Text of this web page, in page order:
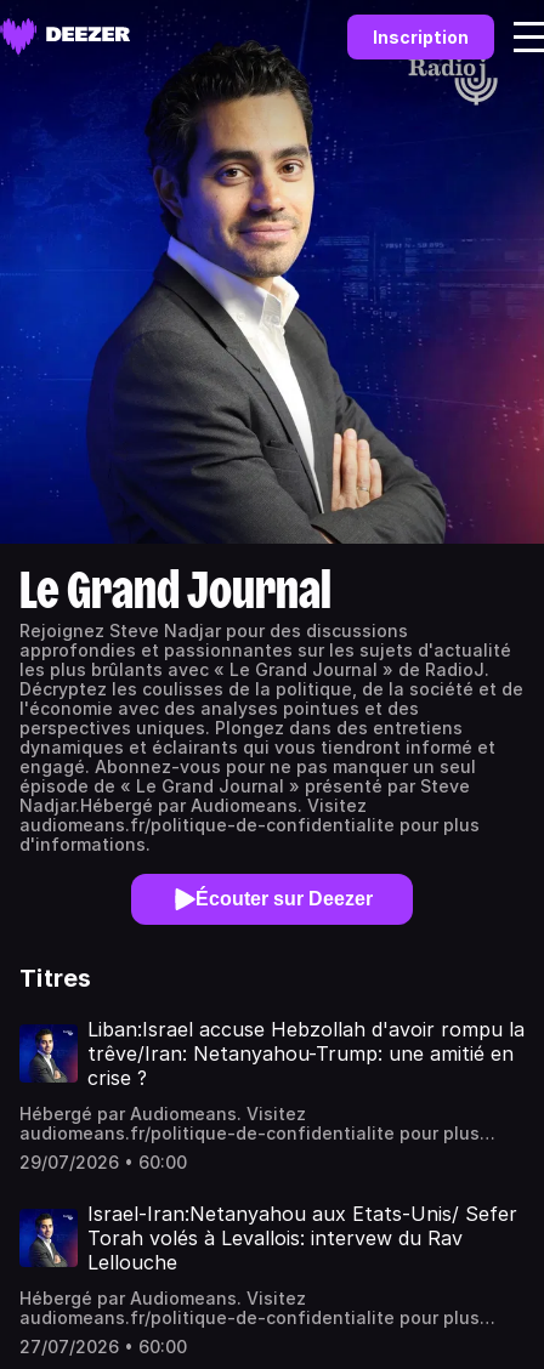
Inscription
Le Grand Journal
Rejoignez Steve Nadjar pour des discussions
approfondies et passionnantes sur les sujets d'actualité
les plus brûlants avec « Le Grand Journal » de RadioJ.
Décryptez les coulisses de la politique, de la société et de
l'économie avec des analyses pointues et des
perspectives uniques. Plongez dans des entretiens
dynamiques et éclairants qui vous tiendront informé et
engagé. Abonnez-vous pour ne pas manquer un seul
épisode de « Le Grand Journal » présenté par Steve
Nadjar.Hébergé par Audiomeans. Visitez
audiomeans.fr/politique-de-confidentialite pour plus
d'informations.
Écouter sur Deezer
Titres
Liban:Israel accuse Hebzollah d'avoir rompu la
trêve/Iran: Netanyahou-Trump: une amitié en
crise ?
Hébergé par Audiomeans. Visitez
audiomeans.fr/politique-de-confidentialite pour plus
d'informations.
29/07/2026 • 60:00
Israel-Iran:Netanyahou aux Etats-Unis/ Sefer
Torah volés à Levallois: intervew du Rav
Lellouche
Hébergé par Audiomeans. Visitez
audiomeans.fr/politique-de-confidentialite pour plus
d'informations.
27/07/2026 • 60:00